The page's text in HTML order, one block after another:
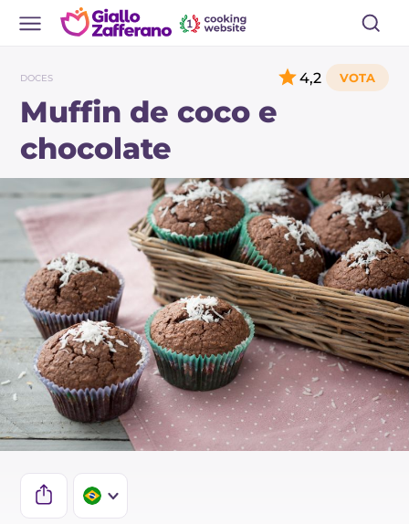
DOCES
Muffin de coco e
chocolate
4,2